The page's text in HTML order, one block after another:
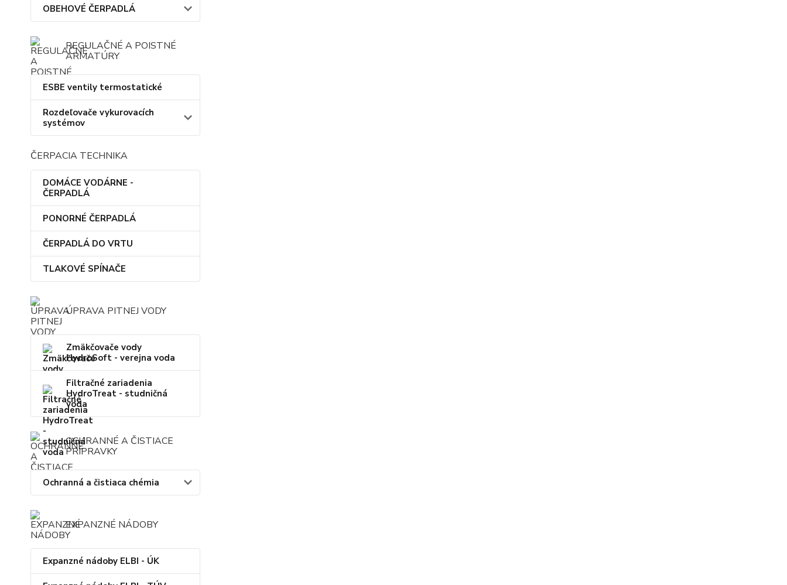
OBEHOVÉ ČERPADLÁ
REGULAČNÉ A POISTNÉ
ARMATÚRY
ESBE ventily termostatické
Rozdeľovače vykurovacích
systémov
ČERPACIA TECHNIKA
DOMÁCE VODÁRNE -
ČERPADLÁ
PONORNÉ ČERPADLÁ
ČERPADLÁ DO VRTU
TLAKOVÉ SPÍNAČE
ÚPRAVA PITNEJ VODY
Zmäkčovače vody
HydroSoft - verejna voda
Filtračné zariadenia
HydroTreat - studničná
voda
OCHRANNÉ A ČISTIACE
PRÍPRAVKY
Ochranná a čistiaca chémia
EXPANZNÉ NÁDOBY
Expanzné nádoby ELBI - ÚK